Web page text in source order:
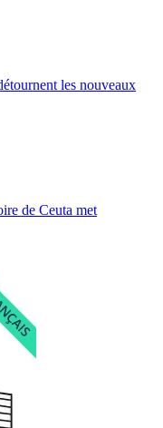
les nouveaux
de Ceuta met